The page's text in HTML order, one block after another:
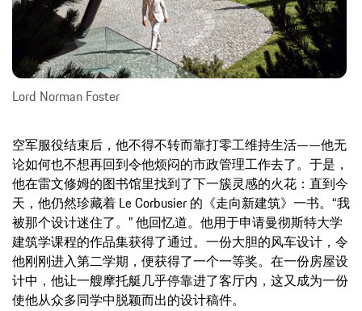
Lord Norman Foster
空军服役结束后，他不得不转而靠打零工维持生活——他无
论如何也不想再回到令他烦闷的市政管理工作去了。于是，
他在雷文修姆的图书馆里找到了下一簇灵感的火花：直到今
天，他仍然珍藏着 Le Corbusier 的《走向新建筑》一书。“我
被那个设计迷住了。” 他回忆道。他用于申请曼彻斯特大学
建筑学课程的作品集获得了通过。一份大胆的风车设计，令
他刚刚进入第二学期，便获得了一个一等奖。在一份房屋设
计中，他让一艘摩托艇几乎停靠进了客厅内，这又成为一份
使他从众多同学中脱颖而出的设计稿件。